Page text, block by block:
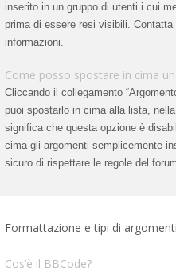
inserito in un gruppo di utenti i cui
prima di essere resi visibili. Contatta
informazioni.
Come posso spostare in cima
Cliccando il collegamento
puoi spostarlo in cima alla lista,
significa che questa opzione è
cima gli argomenti semplicemente
sicuro di rispettare le regole del
Formattazione e tipi di argomenti
Cos’è il BBCode?